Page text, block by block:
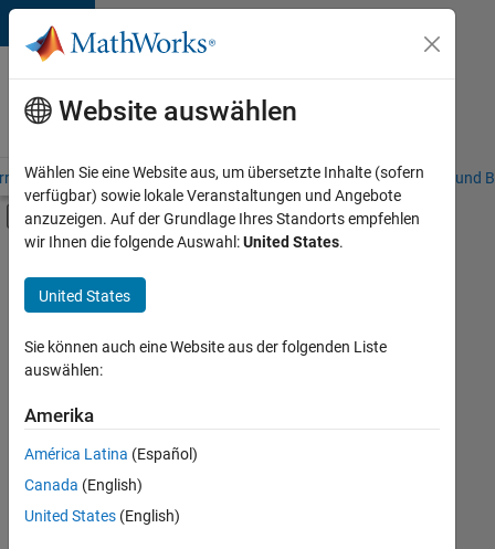
Weiter zum Inhalt
Karriere
bei
MathWorks
– Übersicht Stellensuche Niederlassungen Studierende und
Umschaltung für Off-Canvas-
Hauptinhalt
Education Sales
Finance and Operations
Human Resources
Büro- und Verwaltungsdienste
+3
Derzeit
es
keine
offenen
Stellen,
Website auswählen
Wählen Sie eine Website aus, um übersetzte Inhalte (sofern
verfügbar) sowie lokale Veranstaltungen und Angebote
anzuzeigen. Auf der Grundlage Ihres Standorts empfehlen
wir Ihnen die folgende Auswahl:United States.
United States
Sie können auch eine Website aus der folgenden Liste
auswählen:
Amerika
América Latina (Español)
Canada (English)
United States (English)